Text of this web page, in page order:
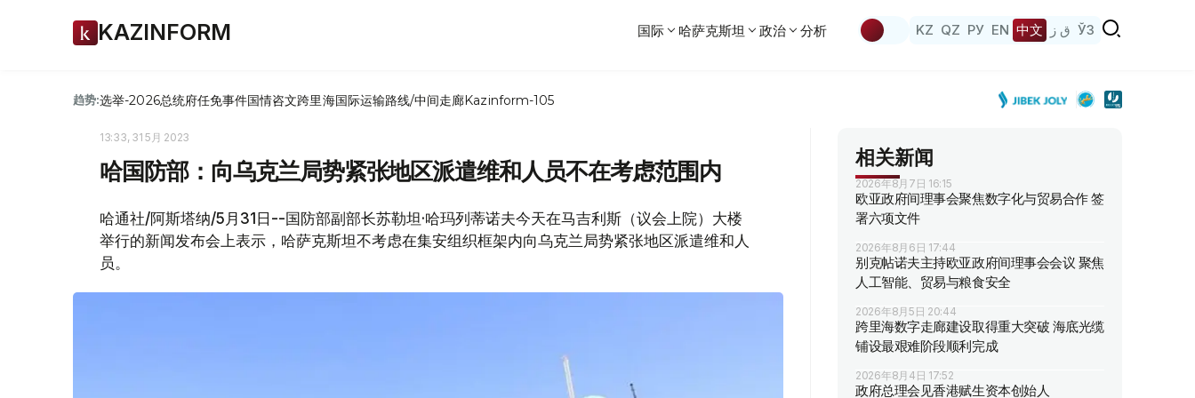
KAZINFORM 国际 哈萨克斯坦 政治 分析 KZ QZ РУ EN 中文 ق ز ЎЗ
趋势:选举-2026总统府任免事件国情咨文跨里海国际运输路线/中间走廊Kazinform-105
13:33, 31 5月 2023
哈国防部：向乌克兰局势紧张地区派遣维和人员不在考虑范围内
哈通社/阿斯塔纳/5月31日--国防部副部长苏勒坦·哈玛列蒂诺夫今天在马吉利斯（议会上院）大楼
举行的新闻发布会上表示，哈萨克斯坦不考虑在集安组织框架内向乌克兰局势紧张地区派遣维和人
员。
相关新闻
2026年8月7日 16:15
欧亚政府间理事会聚焦数字化与贸易合作 签
署六项文件
2026年8月6日 17:44
别克帖诺夫主持欧亚政府间理事会会议 聚焦
人工智能、贸易与粮食安全
2026年8月5日 20:44
跨里海数字走廊建设取得重大突破 海底光缆
铺设最艰难阶段顺利完成
2026年8月4日 17:52
政府总理会见香港赋生资本创始人